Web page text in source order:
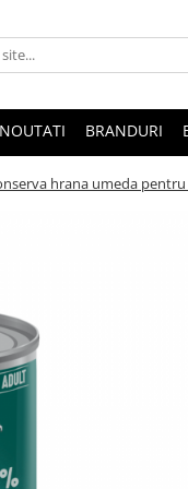
NOUTATI BRANDURI
hrana umeda